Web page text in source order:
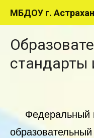
МБДОУ г.
стандарты
Федеральный